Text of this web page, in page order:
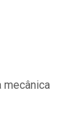
mecânica